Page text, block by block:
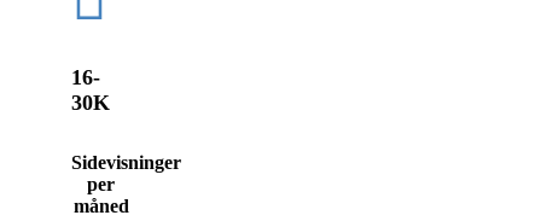
16-
30K
Sidevisninger
per
måned